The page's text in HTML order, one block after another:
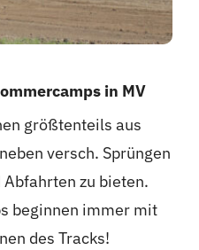
in MV
größtenteils aus
versch. Sprüngen
zu bieten.
beginnen immer mit
des Tracks!